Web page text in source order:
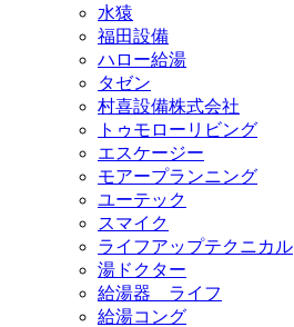
水猿
福田設備
ハロー給湯
タゼン
村喜設備株式会社
トゥモローリビング
エスケージー
モアープランニング
ユーテック
スマイク
ライフアップテクニカル
湯ドクター
給湯器 ライフ
給湯コング